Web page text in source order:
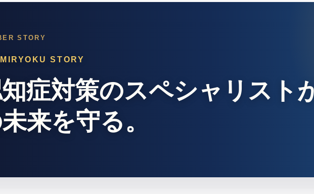
MIRYOKU STORY
症対策のスペシャリスト
来を守る。